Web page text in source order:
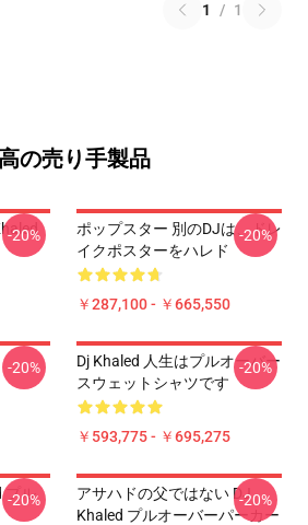
1 / 1
の売り手製品
-20%
ポップスター 別のDJは、ドレ
イクポスターをハレド
￥287,100 - ￥665,550
-20%
-20%
Dj Khaled 人生はプルオーバー
スウェットシャツです
￥593,775 - ￥695,275
-20%
プル
-20%
アサハドの父ではない DJ
Khaled プルオーバーパーカー
-20%